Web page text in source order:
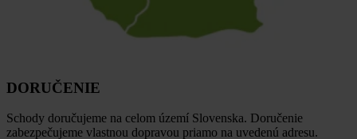
DORUČENIE
Schody doručujeme na celom území Slovenska. Doručenie
zabezpečujeme vlastnou dopravou priamo na uvedenú adresu.